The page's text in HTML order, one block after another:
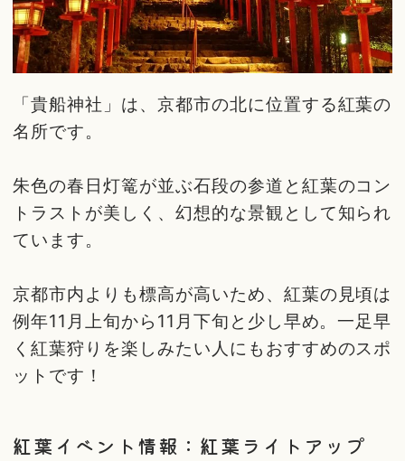
「貴船神社」は、京都市の北に位置する紅葉の
名所です。
朱色の春日灯篭が並ぶ石段の参道と紅葉のコン
トラストが美しく、幻想的な景観として知られ
ています。
京都市内よりも標高が高いため、紅葉の見頃は
例年11月上旬から11月下旬と少し早め。一足早
く紅葉狩りを楽しみたい人にもおすすめのスポ
ットです！
紅葉イベント情報：紅葉ライトアップ